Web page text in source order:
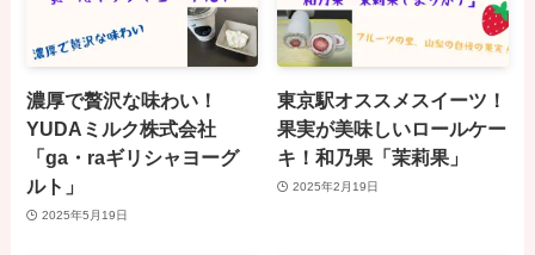
濃厚で贅沢な味わい！
YUDAミルク株式会社
「ga・raギリシャヨーグ
ルト」
2025年5月19日
東京駅オススメスイーツ！
果実が美味しいロールケー
キ！和乃果「茉莉果」
2025年2月19日